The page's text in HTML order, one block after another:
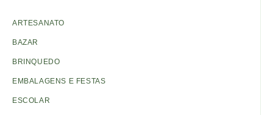
ARTESANATO
BAZAR
BRINQUEDO
EMBALAGENS E FESTAS
ESCOLAR